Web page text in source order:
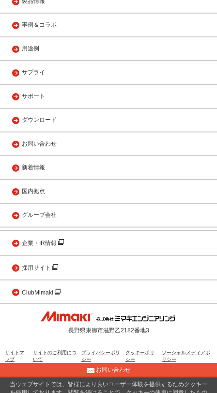
事例＆コラボ
用途例
サプライ
サポート
ダウンロード
お問い合わせ
新着情報
国内拠点
グループ会社
企業・IR情報
採用サイト
ClubMimaki
長野県東御市滋野乙2182番地3
サイトマ
ップ
サイトのご利用につ
いて
プライバシーポリ
シー
クッキーポリ
シー
ソーシャルメディアポ
リシー
© 2001 MIMAKI ENGINEERING CO., LTD.
お問い合わせ
当ウェブサイトでは、皆様により良いユーザー体験を提供するためクッキー